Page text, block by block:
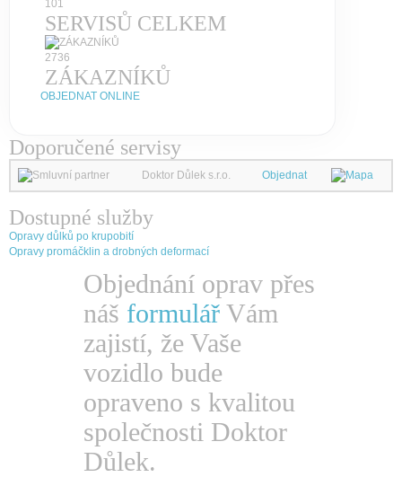
101
SERVISŮ CELKEM
2736
ZÁKAZNÍKŮ
OBJEDNAT ONLINE
Doporučené servisy
Doktor Důlek s.r.o. Objednat
Dostupné služby
Opravy důlků po krupobití
Opravy promáčklin a drobných deformací
Objednání oprav přes
náš formulářVám
zajistí, že Vaše
vozidlo bude
opraveno s kvalitou
společnosti Doktor
Důlek.